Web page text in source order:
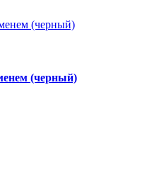
(черный)